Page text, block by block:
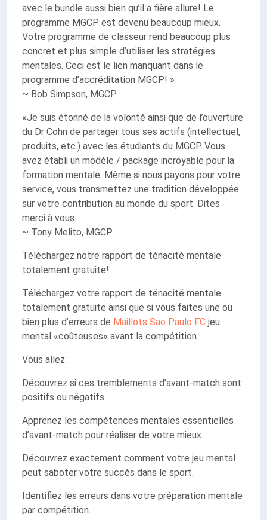
avec le bundle aussi bien qu’il a fière allure! Le
programme MGCP est devenu beaucoup mieux.
Votre programme de classeur rend beaucoup plus
concret et plus simple d’utiliser les stratégies
mentales. Ceci est le lien manquant dans le
programme d’accréditation MGCP! »
~ Bob Simpson, MGCP
«Je suis étonné de la volonté ainsi que de l’ouverture
du Dr Cohn de partager tous ses actifs (intellectuel,
produits, etc.) avec les étudiants du MGCP. Vous
avez établi un modèle / package incroyable pour la
formation mentale. Même si nous payons pour votre
service, vous transmettez une tradition développée
sur votre contribution au monde du sport. Dites
merci à vous.
~ Tony Melito, MGCP
Téléchargez notre rapport de ténacité mentale
totalement gratuite!
Téléchargez votre rapport de ténacité mentale
totalement gratuite ainsi que si vous faites une ou
bien plus d’erreurs de Maillots Sao Paulo FC jeu
mental «coûteuses» avant la compétition.
Vous allez:
Découvrez si ces tremblements d’avant-match sont
positifs ou négatifs.
Apprenez les compétences mentales essentielles
d’avant-match pour réaliser de votre mieux.
Découvrez exactement comment votre jeu mental
peut saboter votre succès dans le sport.
Identifiez les erreurs dans votre préparation mentale
par compétition.